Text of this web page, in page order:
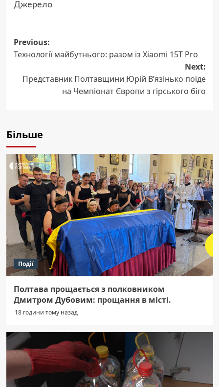
Джерело
Post
Previous:
Технології майбутнього: разом із Xiaomi 15T Pro
Next:
Представник Полтавщини Юрій В’язінько поїде
на Чемпіонат Європи з гірського біго
Більше
Події
Полтава прощається з полковником
Дмитром Дубовим: прощання в місті.
18 години тому назад